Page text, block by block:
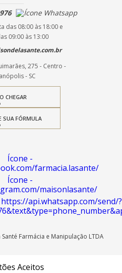
das 08:00 às 18:00 e
09:00 às 13:00
275 - Centro -
- SC
CHEGAR
SUA FÓRMULA
Farmácia e Manipulação LTDA